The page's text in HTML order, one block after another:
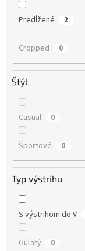
Predĺžené 2
Cropped 0
Štýl
Casual 0
Športové 0
Typ výstrihu
S výstrihom do V
Guľatý 0